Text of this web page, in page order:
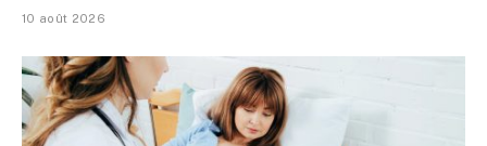
10 août 2026